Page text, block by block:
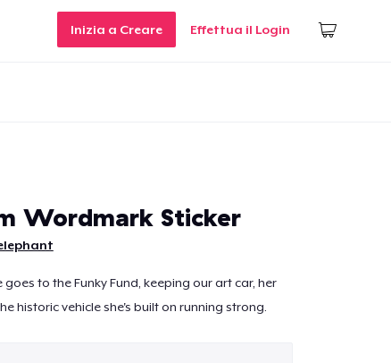
Inizia a Creare Effettua il Login
Wordmark Sticker
goes to the Funky Fund, keeping our art car, her
historic vehicle she's built on running strong.